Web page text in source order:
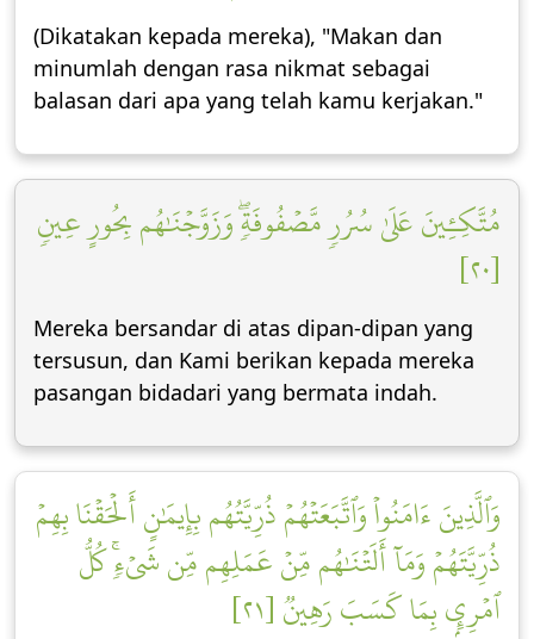
(Dikatakan kepada mereka), "Makan dan
minumlah dengan rasa nikmat sebagai
balasan dari apa yang telah kamu kerjakan."
مُتَّكِـِٔينَ عَلَىٰ سُرُرٖ مَّصۡفُوفَةٖۖ وَزَوَّجۡنَٰهُم بِحُورٍ عِينٖ
[٢٠]
Mereka bersandar di atas dipan-dipan yang
tersusun, dan Kami berikan kepada mereka
pasangan bidadari yang bermata indah.
وَٱلَّذِينَ ءَامَنُواْ وَٱتَّبَعَتۡهُمۡ ذُرِّيَّتُهُم بِإِيمَٰنٍ أَلۡحَقۡنَا بِهِمۡ
ذُرِّيَّتَهُمۡ وَمَآ أَلَتۡنَٰهُم مِّنۡ عَمَلِهِم مِّن شَيۡءٖۚ كُلُّ
ٱمۡرِيِٕۭ بِمَا كَسَبَ رَهِينٞ [٢١]